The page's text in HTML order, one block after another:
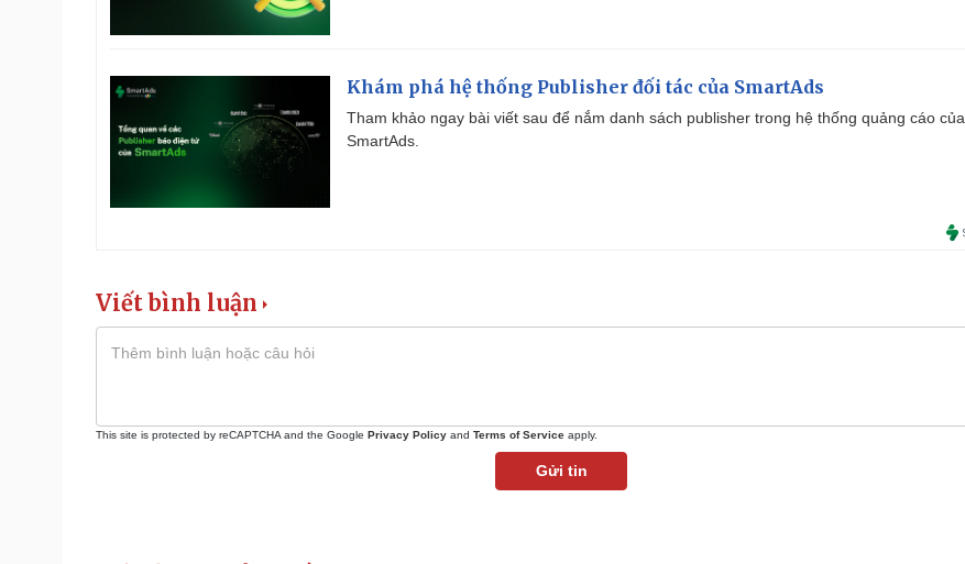
Khám phá hệ thống Publisher đối tác của SmartAds
Tham khảo ngay bài viết sau để nắm danh sách publisher trong hệ thống quảng cáo của
SmartAds.
Viết bình luận
This site is protected by reCAPTCHA and the Google Privacy Policy and Terms of Service apply.
Gửi tin